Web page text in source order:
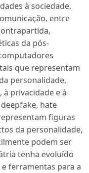
à sociedade,
entre
da pós-
que representam
personalidade,
privacidade e à
hate
figuras
da personalidade,
podem ser
tenha evoluído
ferramentas para a